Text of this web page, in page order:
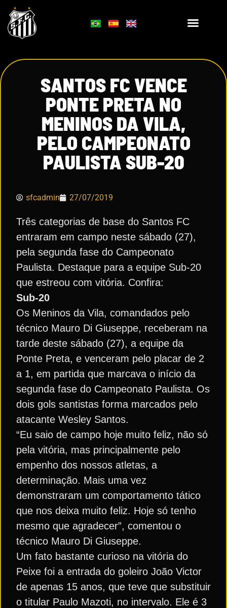
SANTOS FC VENCE
PONTE PRETA NO
MENINOS DA VILA,
PELO CAMPEONATO
PAULISTA SUB-20
sfcadmin 27/07/2019
Três categorias de base do Santos FC
entraram em campo neste sábado (27),
pela segunda fase do Campeonato
Paulista. Destaque para a equipe Sub-20
que estreou com vitória. Confira:
Sub-20
Os Meninos da Vila, comandados pelo
técnico Mauro Di Giuseppe, receberam na
tarde deste sábado (27), a equipe da
Ponte Preta, e venceram pelo placar de 2
a 1, em partida que marcava o início da
segunda fase do Campeonato Paulista. Os
dois gols santistas forma marcados pelo
atacante Wesley Santos.
“Eu saio de campo hoje muito feliz, não só
pela vitória, mas principalmente pelo
empenho dos nossos atletas, a
determinação. Mais uma vez
demonstraram um comportamento tático
que nos deixa muito feliz. Hoje só tenho
mesmo que agradecer”, comentou o
técnico Mauro Di Giuseppe.
Um fato bastante curioso na vitória do
Peixe foi a entrada do goleiro João Victor
de apenas 15 anos, que teve que substituir
o titular Paulo Mazoti, no intervalo. Ele é 3